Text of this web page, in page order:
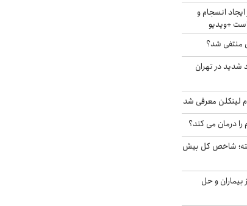
انسجام و
+ویدیو
منتفی شد؟
شدید در تهران
لینکلن معرفی شد
را درمان می کند؟
شاخص کل بیش
بیماران و حل